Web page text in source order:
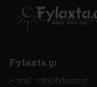
Fylaxta.gr
E-mail: info@fylaxta.gr